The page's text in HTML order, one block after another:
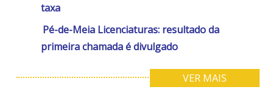
taxa
Pé-de-Meia Licenciaturas: resultado da
primeira chamada é divulgado
VER MAIS